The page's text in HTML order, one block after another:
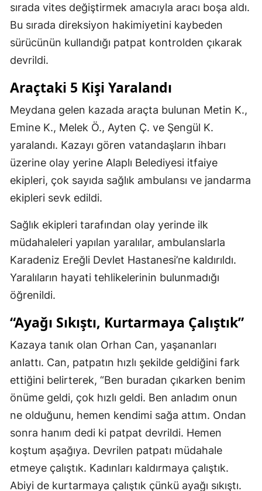
sırada vites değiştirmek amacıyla aracı boşa aldı.
Bu sırada direksiyon hakimiyetini kaybeden
sürücünün kullandığı patpat kontrolden çıkarak
devrildi.
Araçtaki 5 Kişi Yaralandı
Meydana gelen kazada araçta bulunan Metin K.,
Emine K., Melek Ö., Ayten Ç. ve Şengül K.
yaralandı. Kazayı gören vatandaşların ihbarı
üzerine olay yerine Alaplı Belediyesi itfaiye
ekipleri, çok sayıda sağlık ambulansı ve jandarma
ekipleri sevk edildi.
Sağlık ekipleri tarafından olay yerinde ilk
müdahaleleri yapılan yaralılar, ambulanslarla
Karadeniz Ereğli Devlet Hastanesi’ne kaldırıldı.
Yaralıların hayati tehlikelerinin bulunmadığı
öğrenildi.
“Ayağı Sıkıştı, Kurtarmaya Çalıştık”
Kazaya tanık olan Orhan Can, yaşananları
anlattı. Can, patpatın hızlı şekilde geldiğini fark
ettiğini belirterek, “Ben buradan çıkarken benim
önüme geldi, çok hızlı geldi. Ben anladım onun
ne olduğunu, hemen kendimi sağa attım. Ondan
sonra hanım dedi ki patpat devrildi. Hemen
koştum aşağıya. Devrilen patpatı müdahale
etmeye çalıştık. Kadınları kaldırmaya çalıştık.
Abiyi de kurtarmaya çalıştık çünkü ayağı sıkıştı.